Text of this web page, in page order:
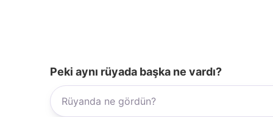
Peki aynı rüyada başka ne vardı?